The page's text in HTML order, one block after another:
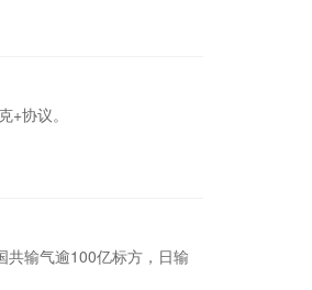
协议。
共输气逾100亿标方，日输